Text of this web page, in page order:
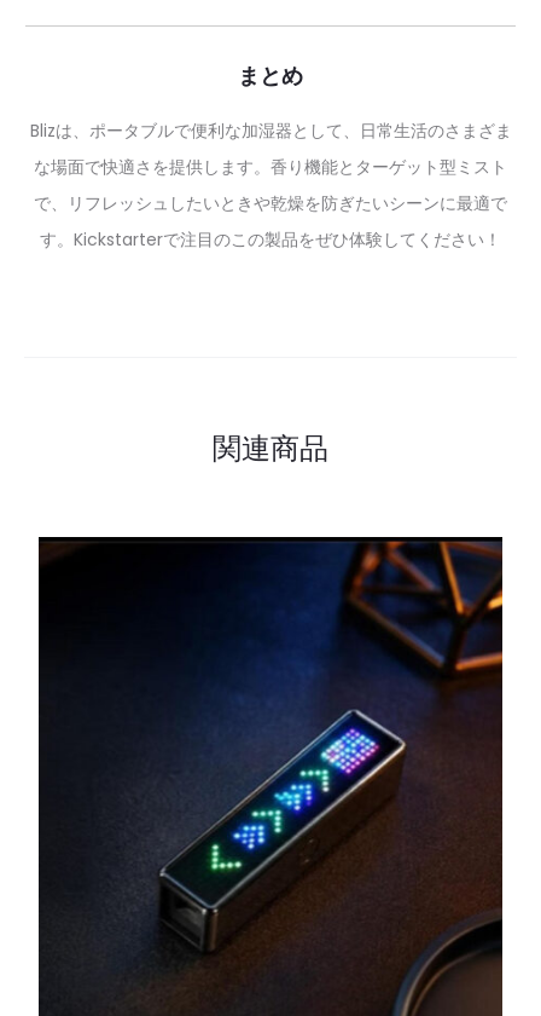
まとめ
Blizは、ポータブルで便利な加湿器として、日常生活のさまざま
な場面で快適さを提供します。香り機能とターゲット型ミスト
で、リフレッシュしたいときや乾燥を防ぎたいシーンに最適で
す。Kickstarterで注目のこの製品をぜひ体験してください！
関連商品